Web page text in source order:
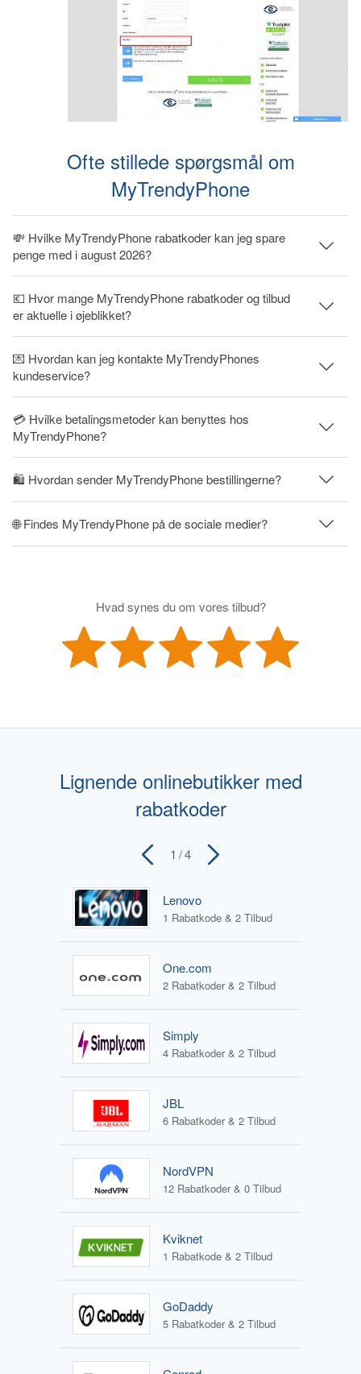
Ofte stillede spørgsmål om
MyTrendyPhone
💸 Hvilke MyTrendyPhone rabatkoder kan jeg spare
penge med i august 2026?
💶 Hvor mange MyTrendyPhone rabatkoder og tilbud
er aktuelle i øjeblikket?
💌 Hvordan kan jeg kontakte MyTrendyPhones
kundeservice?
💳 Hvilke betalingsmetoder kan benyttes hos
MyTrendyPhone?
🛍 Hvordan sender MyTrendyPhone bestillingerne?
🌐 Findes MyTrendyPhone på de sociale medier?
Hvad synes du om vores tilbud?
Lignende onlinebutikker med
rabatkoder
1 / 4
Lenovo
1 Rabatkode & 2 Tilbud
One.com
2 Rabatkoder & 2 Tilbud
Simply
4 Rabatkoder & 2 Tilbud
JBL
6 Rabatkoder & 2 Tilbud
NordVPN
12 Rabatkoder & 0 Tilbud
Kviknet
1 Rabatkode & 2 Tilbud
GoDaddy
5 Rabatkoder & 2 Tilbud